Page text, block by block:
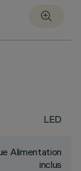
LED
Alimentation
inclus